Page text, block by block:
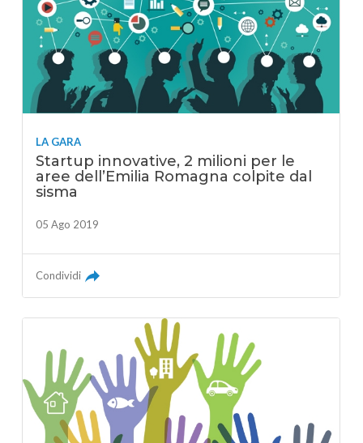
LA GARA
Startup innovative, 2 milioni per le
aree dell’Emilia Romagna colpite dal
sisma
05 Ago 2019
Condividi